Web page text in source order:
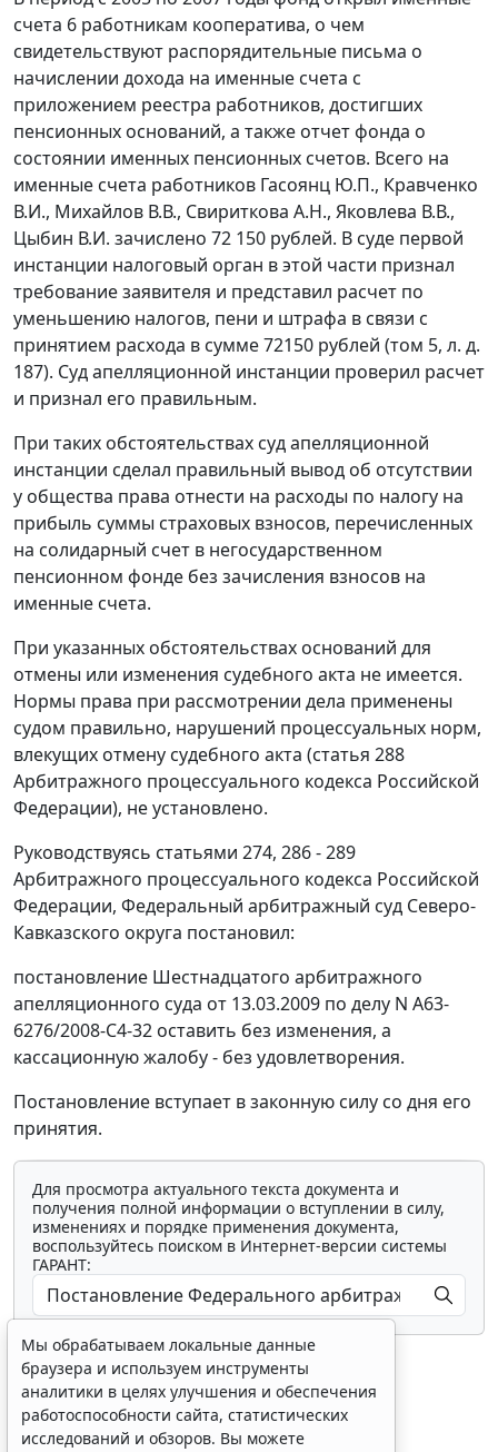
счета 6 работникам кооператива, о чем
свидетельствуют распорядительные письма о
начислении дохода на именные счета с
приложением реестра работников, достигших
пенсионных оснований, а также отчет фонда о
состоянии именных пенсионных счетов. Всего на
именные счета работников Гасоянц Ю.П., Кравченко
В.И., Михайлов В.В., Свириткова А.Н., Яковлева В.В.,
Цыбин В.И. зачислено 72 150 рублей. В суде первой
инстанции налоговый орган в этой части признал
требование заявителя и представил расчет по
уменьшению налогов, пени и штрафа в связи с
принятием расхода в сумме 72150 рублей (том 5, л. д.
187). Суд апелляционной инстанции проверил расчет
и признал его правильным.
При таких обстоятельствах суд апелляционной
инстанции сделал правильный вывод об отсутствии
у общества права отнести на расходы по налогу на
прибыль суммы страховых взносов, перечисленных
на солидарный счет в негосударственном
пенсионном фонде без зачисления взносов на
именные счета.
При указанных обстоятельствах оснований для
отмены или изменения судебного акта не имеется.
Нормы права при рассмотрении дела применены
судом правильно, нарушений процессуальных норм,
влекущих отмену судебного акта (статья 288
Арбитражного процессуального кодекса Российской
Федерации), не установлено.
Руководствуясь статьями 274, 286 - 289
Арбитражного процессуального кодекса Российской
Федерации, Федеральный арбитражный суд Северо-
Кавказского округа постановил:
постановление Шестнадцатого арбитражного
апелляционного суда от 13.03.2009 по делу N А63-
6276/2008-С4-32 оставить без изменения, а
кассационную жалобу - без удовлетворения.
Постановление вступает в законную силу со дня его
принятия.
Для просмотра актуального текста документа и
получения полной информации о вступлении в силу,
изменениях и порядке применения документа,
воспользуйтесь поиском в Интернет-версии системы
ГАРАНТ:
Показать все материалы
Мы обрабатываем локальные данные
браузера и используем инструменты
аналитики в целях улучшения и обеспечения
работоспособности сайта, статистических
исследований и обзоров. Вы можете